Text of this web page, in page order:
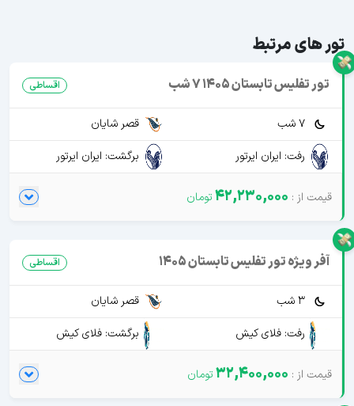
تور های مرتبط
تور تفلیس تابستان 1405 7 شب اقساطی
7 شب
قصر شایان
رفت: ایران ایرتور
برگشت: ایران ایرتور
42,230,000
آفر ویژه تور تفلیس تابستان 1405 اقساطی
3 شب
قصر شایان
رفت: فلای کیش
برگشت: فلای کیش
32,400,000